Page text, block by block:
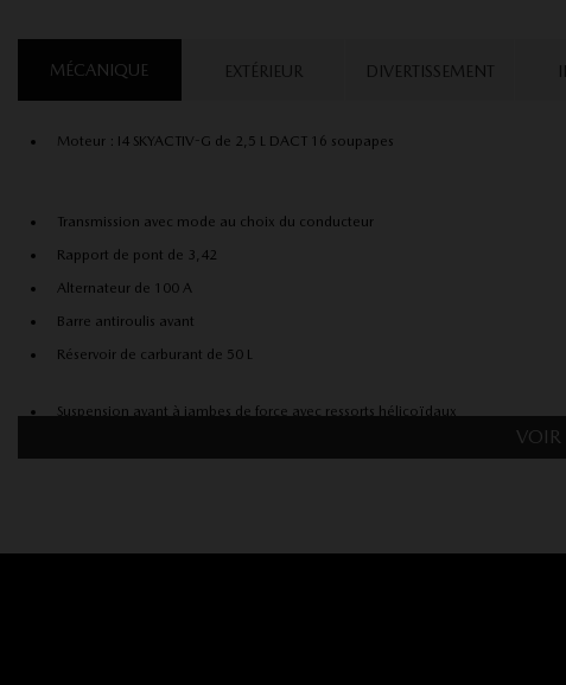
MÉCANIQUE EXTÉRIEUR DIVERTISSEMENT
Moteur : I4 SKYACTIV-G de 2,5 L DACT 16 soupapes
Transmission avec mode au choix du conducteur
Rapport de pont de 3,42
Alternateur de 100 A
Barre antiroulis avant
Réservoir de carburant de 50 L
Suspension avant à jambes de force avec ressorts hélicoïdaux
VOIR